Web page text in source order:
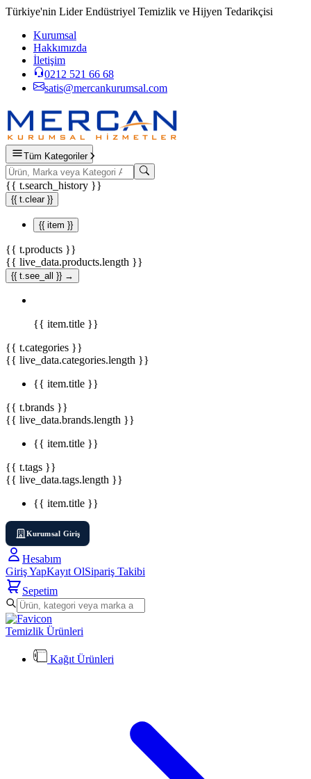
Türkiye'nin Lider Endüstriyel Temizlik ve Hijyen Tedarikçisi
Kurumsal
Hakkımızda
İletişim
0212 521 66 68
satis@mercankurumsal.com
Tüm Kategoriler
{{ t.search_history }}
{{ t.clear }}
{{ item }}
{{ t.products }}
{{ live_data.products.length }}
{{ t.see_all }} →
{{ item.title }}
{{ t.categories }}
{{ live_data.categories.length }}
{{ item.title }}
{{ t.brands }}
{{ live_data.brands.length }}
{{ item.title }}
{{ t.tags }}
{{ live_data.tags.length }}
{{ item.title }}
Kurumsal Giriş
Hesabım
Giriş YapKayıt OlSipariş Takibi
Sepetim
Temizlik Ürünleri
Kağıt Ürünleri